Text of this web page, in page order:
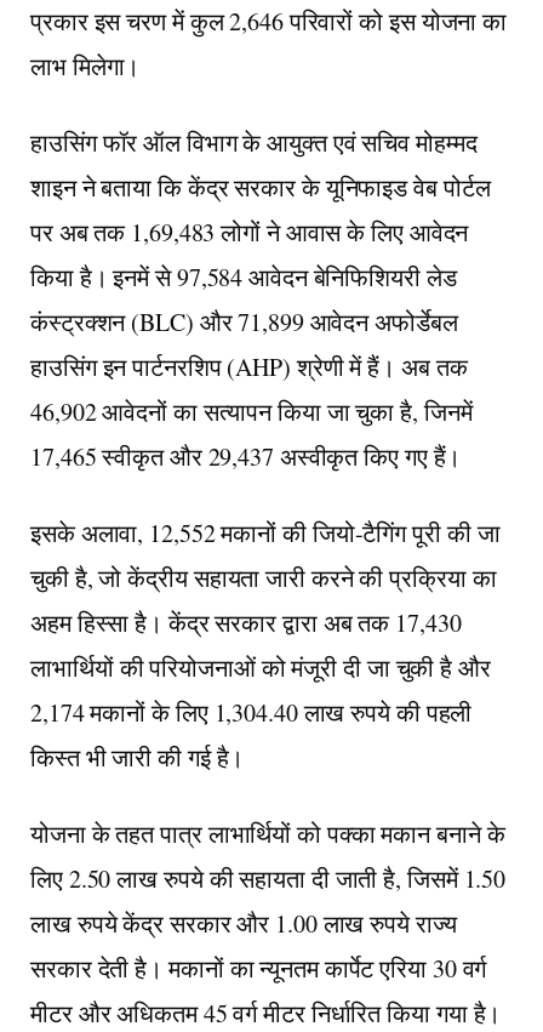
प्रकार इस चरण में कुल 2,646 परिवारों को इस योजना का
लाभ मिलेगा।
हाउसिंग फॉर ऑल विभाग के आयुक्त एवं सचिव मोहम्मद
शाइन ने बताया कि केंद्र सरकार के यूनिफाइड वेब पोर्टल
पर अब तक 1,69,483 लोगों ने आवास के लिए आवेदन
किया है। इनमें से 97,584 आवेदन बेनिफिशियरी लेड
कंस्ट्रक्शन (BLC) और 71,899 आवेदन अफोर्डेबल
हाउसिंग इन पार्टनरशिप (AHP) श्रेणी में हैं। अब तक
46,902 आवेदनों का सत्यापन किया जा चुका है, जिनमें
17,465 स्वीकृत और 29,437 अस्वीकृत किए गए हैं।
इसके अलावा, 12,552 मकानों की जियो-टैगिंग पूरी की जा
चुकी है, जो केंद्रीय सहायता जारी करने की प्रक्रिया का
अहम हिस्सा है। केंद्र सरकार द्वारा अब तक 17,430
लाभार्थियों की परियोजनाओं को मंजूरी दी जा चुकी है और
2,174 मकानों के लिए 1,304.40 लाख रुपये की पहली
किस्त भी जारी की गई है।
योजना के तहत पात्र लाभार्थियों को पक्का मकान बनाने के
लिए 2.50 लाख रुपये की सहायता दी जाती है, जिसमें 1.50
लाख रुपये केंद्र सरकार और 1.00 लाख रुपये राज्य
सरकार देती है। मकानों का न्यूनतम कार्पेट एरिया 30 वर्ग
मीटर और अधिकतम 45 वर्ग मीटर निर्धारित किया गया है।